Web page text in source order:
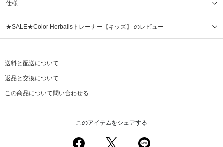
仕様
★SALE★Color Herbalisトレーナー【キッズ】 のレビュー
送料と配送について
返品と交換について
この商品について問い合わせる
このアイテムをシェアする